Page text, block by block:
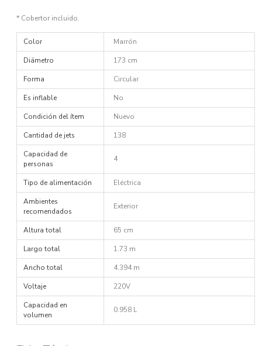
* Cobertor incluido.
Color
Marrón
Diámetro
173 cm
Forma
Circular
Es inflable
No
Condición del ítem
Nuevo
Cantidad de jets
138
Capacidad de
personas
4
Tipo de alimentación
Eléctrica
Ambientes
recomendados
Exterior
Altura total
65 cm
Largo total
1.73 m
Ancho total
4.394 m
Voltaje
220V
Capacidad en
volumen
0.958 L